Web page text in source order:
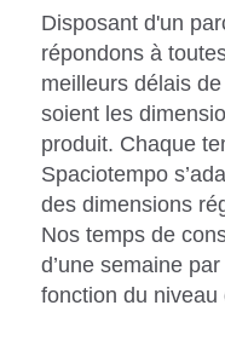
Disposant d'un
répondons à
meilleurs délais
soient les
produit. Chaque
Spaciotempo
des dimensions
Nos temps de
d’une semaine
fonction du niveau